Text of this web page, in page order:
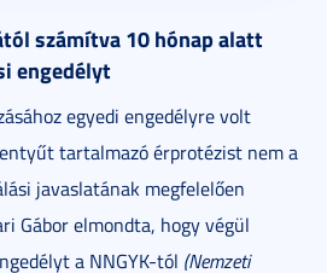
számítva 10 hónap alatt
engedélyt
egyedi engedélyre volt
tartalmazó érprotézist nem a
javaslatának megfelelően
Gábor elmondta, hogy végül
a NNGYK-tól (Nemzeti